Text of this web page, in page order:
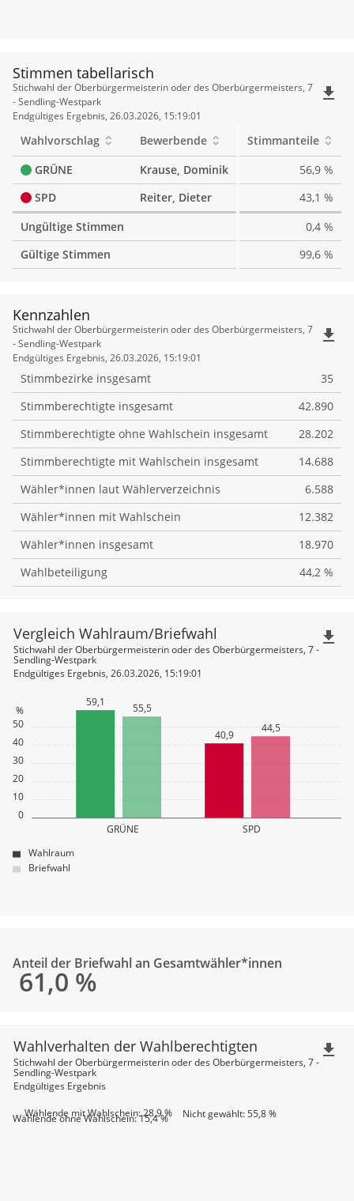
Stimmen tabellarisch
Stimmen
tabellarisch
Stichwahl der Oberbürgermeisterin oder des Oberbürgermeisters, 7
- Sendling-Westpark
Endgültiges Ergebnis, 26.03.2026, 15:19:01
file_download
Wahlvorschlag Bewerbende
Stimmanteile
GRÜNE
Krause, Dominik
56,9 %
SPD
Reiter, Dieter
43,1 %
Ungültige Stimmen
0,4 %
Gültige Stimmen
99,6 %
Kennzahlen
Kennzahlen
Stichwahl der Oberbürgermeisterin oder des Oberbürgermeisters, 7
- Sendling-Westpark
Endgültiges Ergebnis, 26.03.2026, 15:19:01
file_download
Stimmbezirke insgesamt
35
Stimmberechtigte insgesamt
42.890
Stimmberechtigte ohne Wahlschein insgesamt
28.202
Stimmberechtigte mit Wahlschein insgesamt
14.688
Wähler*innen laut Wählerverzeichnis
6.588
Wähler*innen mit Wahlschein
12.382
Wähler*innen insgesamt
18.970
Wahlbeteiligung
44,2 %
0
10
20
30
40
50
%
GRÜNE SPD
55,5
44,5
59,1
40,9
Vergleich Wahlraum/Briefwahl
Stichwahl der Oberbürgermeisterin oder des Oberbürgermeisters, 7 -
Sendling-Westpark
Endgültiges Ergebnis, 26.03.2026, 15:19:01
Wahlraum
Briefwahl
file_download
Anteil der Briefwahl an Gesamtwähler*innen
61,0 %
Wählende ohne Wahlschein: 15,4 %
Wählende mit Wahlschein: 28,9 % Nicht gewählt: 55,8 %
Wahlverhalten der Wahlberechtigten
Stichwahl der Oberbürgermeisterin oder des Oberbürgermeisters, 7 -
Sendling-Westpark
Endgültiges Ergebnis
file_download